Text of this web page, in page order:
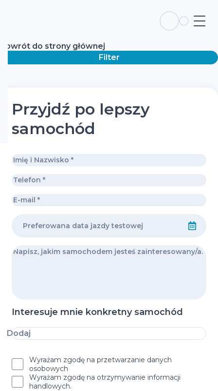
Powrót do strony głównej
Filter
Przyjdź po lepszy
samochód
Interesuje mnie konkretny samochód
Dodaj
Wyrażam zgodę na przetwarzanie danych
osobowych
Wyrażam zgodę na otrzymywanie informacji
handlowych.